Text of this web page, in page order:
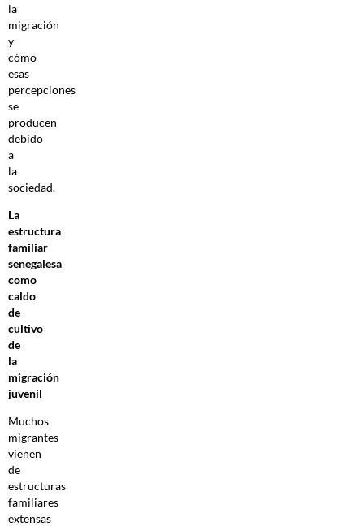
la
migración
y
cómo
esas
percepciones
se
producen
debido
a
la
sociedad.
La
estructura
familiar
senegalesa
como
caldo
de
cultivo
de
la
migración
juvenil
Muchos
migrantes
vienen
de
estructuras
familiares
extensas